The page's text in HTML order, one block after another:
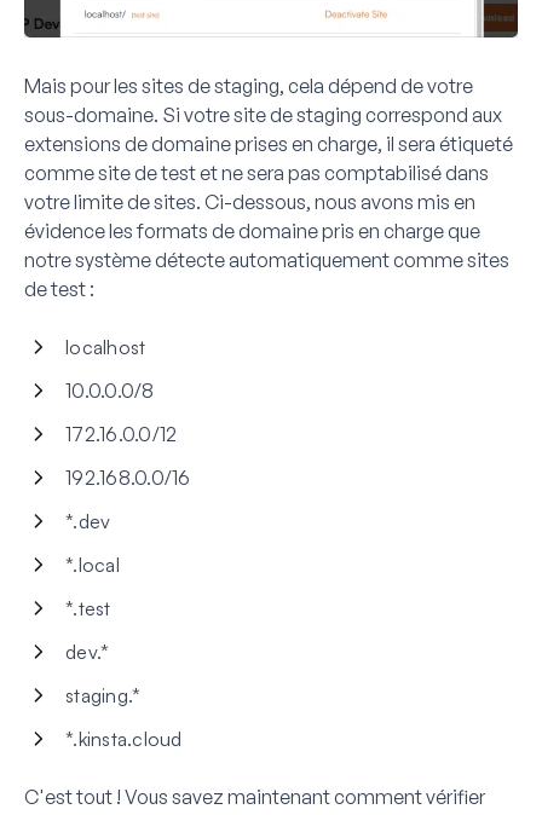
Mais pour les sites de staging, cela dépend de votre
sous-domaine. Si votre site de staging correspond aux
extensions de domaine prises en charge, il sera étiqueté
comme site de test et ne sera pas comptabilisé dans
votre limite de sites. Ci-dessous, nous avons mis en
évidence les formats de domaine pris en charge que
notre système détecte automatiquement comme sites
de test :
localhost
10.0.0.0/8
172.16.0.0/12
192.168.0.0/16
*.dev
*.local
*.test
dev.*
staging.*
*.kinsta.cloud
C'est tout ! Vous savez maintenant comment vérifier